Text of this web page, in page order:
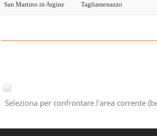
San Martino in Argine
Tagliamenazzo
Seleziona per confrontare l'area corrente